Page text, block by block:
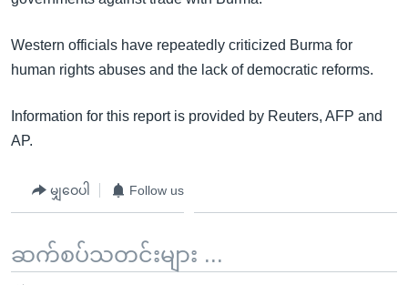
သို့
ကျော်
Western officials have repeatedly criticized Burma for
human rights abuses and the lack of democratic reforms.
Information for this report is provided by Reuters, AFP and
AP.
မျှဝေပါ Follow us
ဆက်စပ်သတင်းများ ...